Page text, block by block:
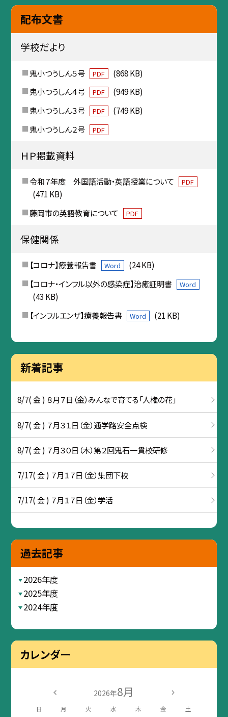
配布文書
学校だより
鬼小つうしん５号 PDF
(868 KB)
鬼小つうしん４号
PDF
(949 KB)
鬼小つうしん３号
PDF
(749 KB)
鬼小つうしん２号
PDF
ＨＰ掲載資料
令和７年度 外国語活動・英語授業について PDF
(471 KB)
藤岡市の英語教育について
PDF
保健関係
【コロナ】療養報告書 Word
(24 KB)
【コロナ・インフル以外の感染症】治癒証明書
Word
(43 KB)
【インフルエンザ】療養報告書
Word (21 KB)
新着記事
8/7( 金 ) ８月７日（金）みんなで育てる「人権の花」
8/7( 金 ) ７月３１日（金）通学路安全点検
8/7( 金 ) ７月３０日（木）第２回鬼石一貫校研修
7/17( 金 ) ７月１７日（金）集団下校
7/17( 金 ) ７月１７日（金）学活
過去記事
2026年度
2025年度
2024年度
カレンダー
2026年8月
日 月 火 水 木 金 土